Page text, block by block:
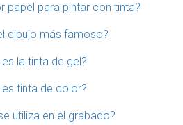
papel para pintar con tinta?
dibujo más famoso?
es la tinta de gel?
es tinta de color?
utiliza en el grabado?